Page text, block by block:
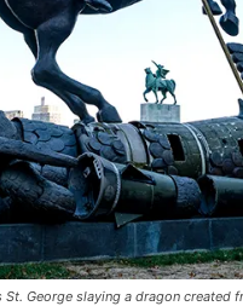
George slaying a dragon